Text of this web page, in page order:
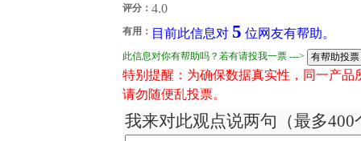
评分： 4.0
有用： 目前此信息对 5 位网友有帮助。
此信息对你有帮助吗？若有请投我一票 --->
特别提醒：为确保数据真实性，同一产
请勿随便乱投票。
我来对此观点说两句（最多400